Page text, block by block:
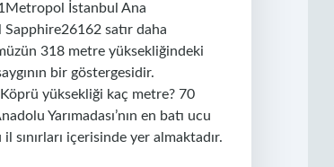
İstanbul Ana
satır daha
318 metre yüksekliğindeki
bir göstergesidir.
Köprü yüksekliği kaç metre? 70
Yarımadası’nın en batı ucu
sınırları içerisinde yer almaktadır.